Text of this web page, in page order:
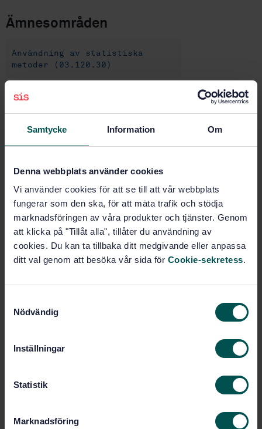
Samtycke Information Om
Denna webbplats använder cookies
Vi använder cookies för att se till att vår webbplats
fungerar som den ska, för att mäta trafik och stödja
marknadsföringen av våra produkter och tjänster. Genom
att klicka på "Tillåt alla", tillåter du användning av
cookies. Du kan ta tillbaka ditt medgivande eller anpassa
ditt val genom att besöka vår sida för Cookie-sekretess.
Nödvändig
Inställningar
Statistik
Marknadsföring
Ämnesområden
Användning av statistiska
metoder (03.120.30)
Kvalitetsteknik (06.020)
Köp denna standard
STANDARD
SVENSK STANDARD· SS-ISO 5725-3
Noggrannhet (riktighet och precision) för mätmetoder
och mätresultat - Del 3: Mellanliggande
precisionsmått på en standardiserad mätmetod
Prenumerera på standarden - Läs mer
Pris:1 250 SEK
PDF
Fler alternativ
Produktinformation
Framtagen av: Kvalitetsledning, SIS/TK 304